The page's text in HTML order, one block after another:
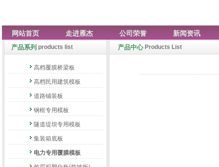
网站首页 走进雁杰 公司荣誉 新闻资讯
产品系列 products list
高档覆膜桥梁板
高档民用建筑模板
道路铺装板
钢框专用模板
隧道堤坝专用模板
集装箱底板
电力专用覆膜模板
产品中心Products List